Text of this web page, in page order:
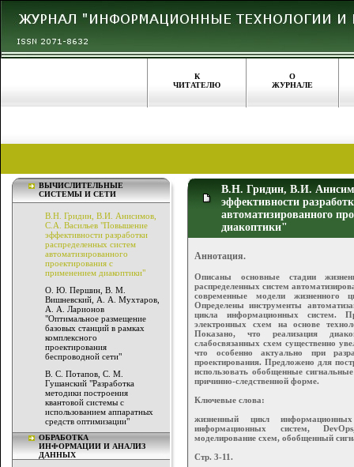
К
ЧИТАТЕЛЮ
О
ЖУРНАЛЕ
ВЫЧИСЛИТЕЛЬНЫЕ
СИСТЕМЫ И СЕТИ
В.Н. Гридин, В.И. Анисимов,
С.А. Васильев "Повышение
эффективности разработки
распределенных систем
автоматизированного
проектирования с
применением диакоптики"
О. Ю. Першин, В. М.
Вишневский, А. А. Мухтаров,
А. А. Ларионов
"Оптимальное размещение
базовых станций в рамках
комплексного
проектирования
беспроводной сети"
В. С. Потапов, С. М.
Гушанский "Разработка
методики построения
квантовой системы с
использованием аппаратных
средств оптимизации"
ОБРАБОТКА
ИНФОРМАЦИИ И АНАЛИЗ
ДАННЫХ
В.Н. Гридин, В.И.
эффективности
автоматизированного
диакоптики"
Аннотация.
Описаны основные стадии
распределенных систем
современные модели жизненного
Определены инструменты
цикла информационных систем.
электронных схем на основе
Показано, что реализация
слабосвязанных схем существенно
что особенно актуально при
проектирования. Предложено для
использовать обобщенные
причинно-следственной форме.
Ключевые слова:
жизненный цикл
информационных систем,
моделирование схем, обобщенный
Стр. 3-11.